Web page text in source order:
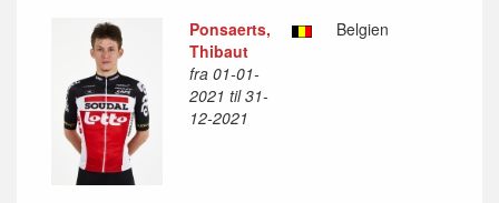
Ponsaerts,
Thibaut
fra 01-01-
2021 til 31-
12-2021
Belgien